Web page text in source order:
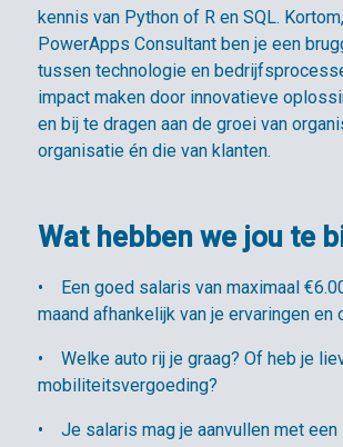
kennis van Python of R en SQL.
PowerApps Consultant ben je een
tussen technologie en
impact maken door innovatieve
en bij te dragen aan de groei van
organisatie én die van klanten.
Wat hebben we jou te
• Een goed salaris van maximaal
maand afhankelijk van je ervaringen en
• Welke auto rij je graag? Of heb je
mobiliteitsvergoeding?
• Je salaris mag je aanvullen met een